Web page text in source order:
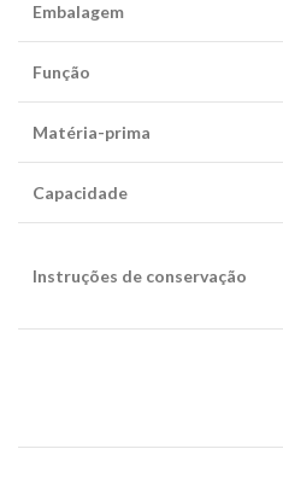
Embalagem
Função
Matéria-prima
Capacidade
Instruções de conservação